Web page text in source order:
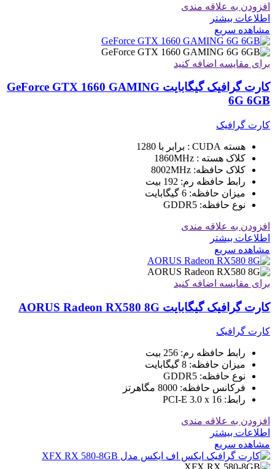
افزودن به علاقه مندی
اطلاعات بیشتر
مشاهده سریع
برای مقایسه اضافه کنید
کارت گرافیک گیگابایت GeForce GTX 1660 GAMING
6G 6GB
کارت گرافیک
هسته CUDA : برابر با 1280
کلاک هسته : 1‎860MHz
کلاک حافظه: 8002MHz
رابط حافظه رم: 192 بیت
میزان حافظه: 6 گیگابایت
نوع حافظه: GDDR5
افزودن به علاقه مندی
اطلاعات بیشتر
مشاهده سریع
برای مقایسه اضافه کنید
کارت گرافیک گیگابایت AORUS Radeon RX580 8G
کارت گرافیک
رابط حافظه رم: 256 بیت
میزان حافظه: 8 گیگابایت
نوع حافظه: GDDR5
فرکانس حافظه: 8000 مگاهرتز
رابط: PCI-E 3.0 x 16
افزودن به علاقه مندی
اطلاعات بیشتر
مشاهده سریع